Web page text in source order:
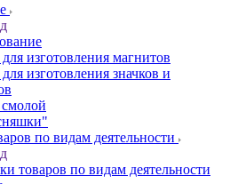
изготовления магнитов
изготовления значков и
по видам деятельности
товаров по видам деятельности